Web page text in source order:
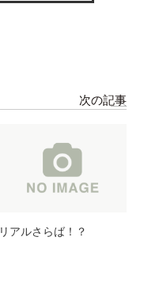
次の記事
リアルさらば！？